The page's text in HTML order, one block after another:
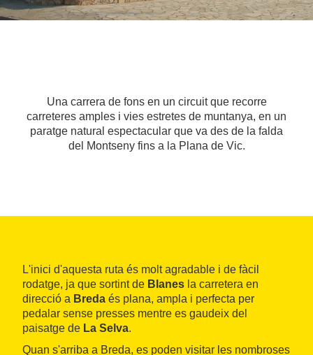
Una carrera de fons en un circuit que recorre
carreteres amples i vies estretes de muntanya, en un
paratge natural espectacular que va des de la falda
del Montseny fins a la Plana de Vic.
L'inici d'aquesta ruta és molt agradable i de fàcil
rodatge, ja que sortint de Blanes la carretera en
direcció a Breda és plana, ampla i perfecta per
pedalar sense presses mentre es gaudeix del
paisatge de La Selva.
Quan s'arriba a Breda, es poden visitar les nombroses